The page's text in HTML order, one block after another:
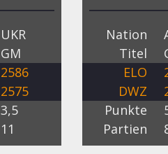
UKR
GM
2586
2575
3,5
11
Nation
Titel
ELO
DWZ
Punkte
Partien